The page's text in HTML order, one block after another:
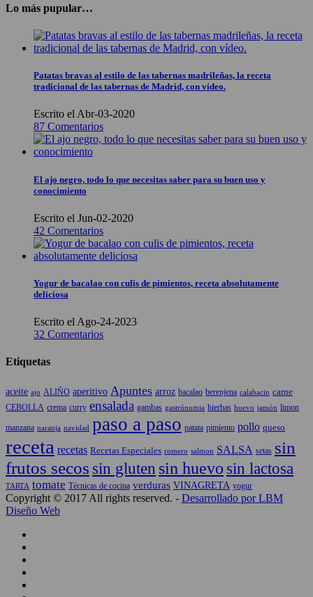
Lo más pupular…
Patatas bravas al estilo de las tabernas madrileñas, la receta
tradicional de las tabernas de Madrid, con vídeo.
Escrito el Abr-03-2020
87 Comentarios
El ajo negro, todo lo que necesitas saber para su buen uso y
conocimiento
Escrito el Jun-02-2020
42 Comentarios
Yogur de bacalao con culis de pimientos, receta absolutamente
deliciosa
Escrito el Ago-24-2023
32 Comentarios
Etiquetas
aceite ajo ALIÑO aperitivo Apuntes arroz bacalao berenjena calabacin carne
CEBOLLA crema curry ensalada gambas gastrónomia hierbas huevo jamón limon
manzana naranja navidad paso a paso patata pimiento pollo queso
receta recetas Recetas Especiales romero salmon SALSA setas sin
frutos secos sin gluten sin huevo sin lactosa
TARTA tomate Técnicas de cocina verduras VINAGRETA yogur
Copyright © 2017 All rights reserved. - Desarrollado por LBM
Diseño Web